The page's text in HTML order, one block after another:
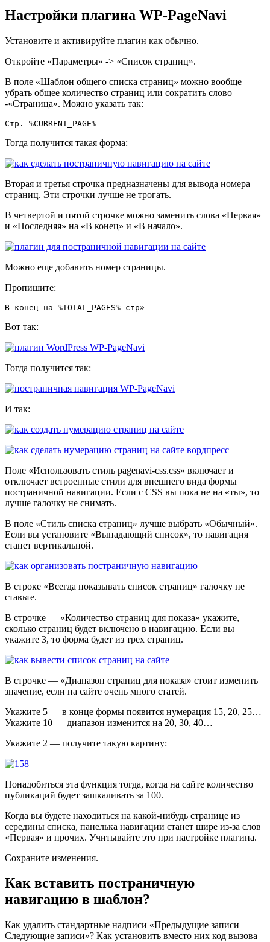
Настройки плагина WP-PageNavi
Установите и активируйте плагин как обычно.
Откройте «Параметры» -> «Список страниц».
В поле «Шаблон общего списка страниц» можно вообще
убрать общее количество страниц или сократить слово
-«Страница». Можно указать так:
Стр. %CURRENT_PAGE%
Тогда получится такая форма:
Вторая и третья строчка предназначены для вывода номера
страниц. Эти строчки лучше не трогать.
В четвертой и пятой строчке можно заменить слова «Первая»
и «Последняя» на «В конец» и «В начало».
Можно еще добавить номер страницы.
Пропишите:
В конец на %TOTAL_PAGES% стр»
Вот так:
Тогда получится так:
И так:
Поле «Использовать стиль pagenavi-css.css» включает и
отключает встроенные стили для внешнего вида формы
постраничной навигации. Если с CSS вы пока не на «ты», то
лучше галочку не снимать.
В поле «Стиль списка страниц» лучше выбрать «Обычный».
Если вы установите «Выпадающий список», то навигация
станет вертикальной.
В строке «Всегда показывать список страниц» галочку не
ставьте.
В строчке — «Количество страниц для показа» укажите,
сколько страниц будет включено в навигацию. Если вы
укажите 3, то форма будет из трех страниц.
В строчке — «Диапазон страниц для показа» стоит изменить
значение, если на сайте очень много статей.
Укажите 5 — в конце формы появится нумерация 15, 20, 25…
Укажите 10 — диапазон изменится на 20, 30, 40…
Укажите 2 — получите такую картину:
Понадобиться эта функция тогда, когда на сайте количество
публикаций будет зашкаливать за 100.
Когда вы будете находиться на какой-нибудь странице из
середины списка, панелька навигации станет шире из-за слов
«Первая» и прочих. Учитывайте это при настройке плагина.
Сохраните изменения.
Как вставить постраничную
навигацию в шаблон?
Как удалить стандартные надписи «Предыдущие записи –
Следующие записи»? Как установить вместо них код вызова